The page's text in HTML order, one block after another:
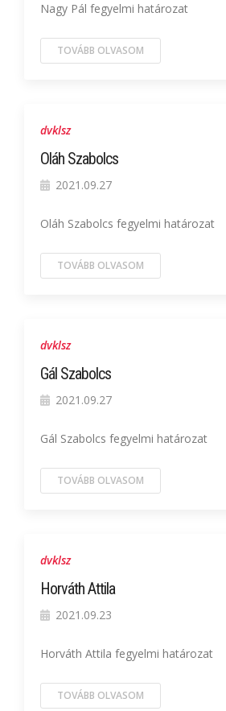
Nagy Pál fegyelmi határozat
TOVÁBB OLVASOM
dvklsz
Oláh Szabolcs
2021.09.27
Oláh Szabolcs fegyelmi határozat
TOVÁBB OLVASOM
dvklsz
Gál Szabolcs
2021.09.27
Gál Szabolcs fegyelmi határozat
TOVÁBB OLVASOM
dvklsz
Horváth Attila
2021.09.23
Horváth Attila fegyelmi határozat
TOVÁBB OLVASOM